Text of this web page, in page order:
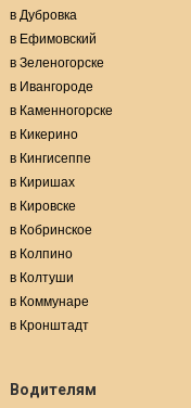
в Дубровка
в Ефимовский
в Зеленогорске
в Ивангороде
в Каменногорске
в Кикерино
в Кингисеппе
в Киришах
в Кировске
в Кобринское
в Колпино
в Колтуши
в Коммунаре
в Кронштадт
Водителям